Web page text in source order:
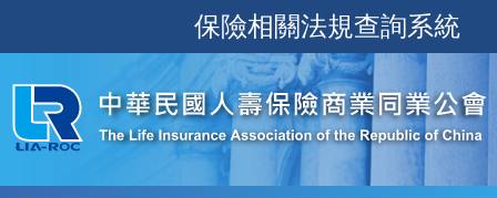
至
主
內
容
保險相關法規查詢系統